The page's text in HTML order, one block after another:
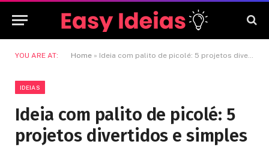
YOU ARE AT: Home » Ideia com palito de picolé: 5 projetos divertidos e simples
IDEIAS
Ideia com palito de picolé: 5
projetos divertidos e simples